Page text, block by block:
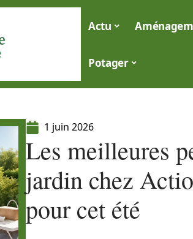
Actu
Potager
1 juin 2026
Les meilleures
jardin chez
pour cet été